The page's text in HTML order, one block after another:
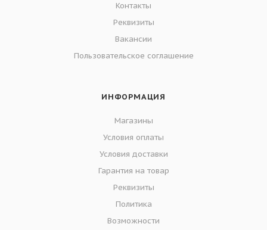
Контакты
Реквизиты
Вакансии
Пользовательское соглашение
ИНФОРМАЦИЯ
Магазины
Условия оплаты
Условия доставки
Гарантия на товар
Реквизиты
Политика
Возможности